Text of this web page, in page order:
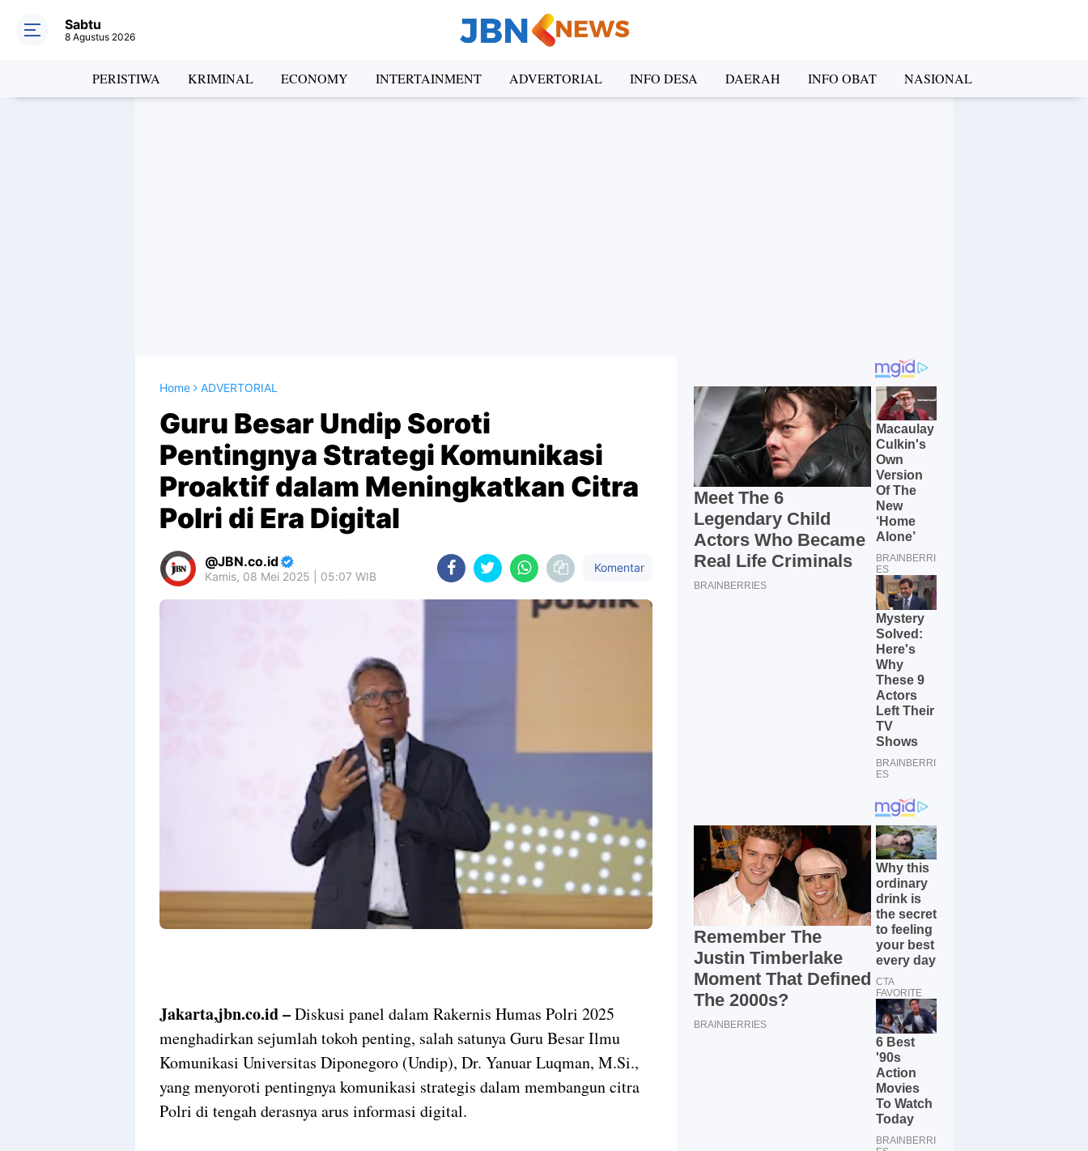
Sabtu
8 Agustus 2026
PERISTIWA KRIMINAL ECONOMY INTERTAINMENT ADVERTORIAL INFO DESA DAERAH INFO OBAT NASIONAL
Home ADVERTORIAL
Guru Besar Undip Soroti
Pentingnya Strategi Komunikasi
Proaktif dalam Meningkatkan Citra
Polri di Era Digital
JBN.co.id
Kamis, 08 Mei 2025 | 05:07 WIB
Komentar
Jakarta,jbn.co.id –Diskusi panel dalam Rakernis Humas Polri 2025
menghadirkan sejumlah tokoh penting, salah satunya Guru Besar Ilmu
Komunikasi Universitas Diponegoro (Undip), Dr. Yanuar Luqman, M.Si.,
yang menyoroti pentingnya komunikasi strategis dalam membangun citra
Polri di tengah derasnya arus informasi digital.